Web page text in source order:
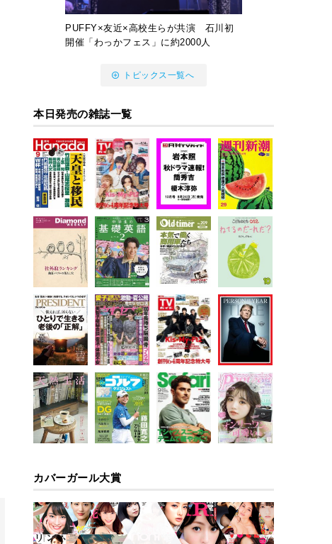
PUFFY×友近×高校生らが共演 石川初
開催「わっかフェス」に約2000人
トピックス一覧へ
本日発売の雑誌一覧
カバーガール大賞